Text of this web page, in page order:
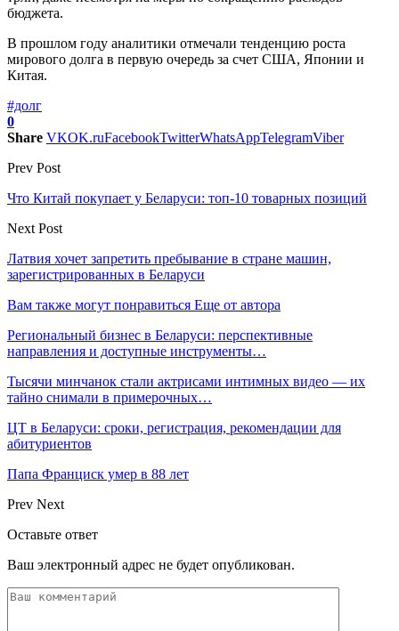
бюджета.
В прошлом году аналитики отмечали тенденцию роста
мирового долга в первую очередь за счет США, Японии и
Китая.
#долг
0
Share VKOK.ruFacebookTwitterWhatsAppTelegramViber
Prev Post
Что Китай покупает у Беларуси: топ-10 товарных позиций
Next Post
Латвия хочет запретить пребывание в стране машин,
зарегистрированных в Беларуси
Вам также могут понравиться Еще от автора
Региональный бизнес в Беларуси: перспективные
направления и доступные инструменты…
Тысячи минчанок стали актрисами интимных видео — их
тайно снимали в примерочных…
ЦТ в Беларуси: сроки, регистрация, рекомендации для
абитуриентов
Папа Франциск умер в 88 лет
Prev Next
Оставьте ответ
Ваш электронный адрес не будет опубликован.